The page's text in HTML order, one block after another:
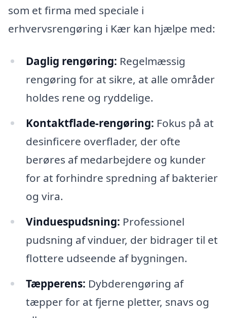
som et firma med speciale i
erhvervsrengøring i Kær kan hjælpe med:
Daglig rengøring: Regelmæssig
rengøring for at sikre, at alle områder
holdes rene og ryddelige.
Kontaktflade-rengøring: Fokus på at
desinficere overflader, der ofte
berøres af medarbejdere og kunder
for at forhindre spredning af bakterier
og vira.
Vinduespudsning: Professionel
pudsning af vinduer, der bidrager til et
flottere udseende af bygningen.
Tæpperens: Dybderengøring af
tæpper for at fjerne pletter, snavs og